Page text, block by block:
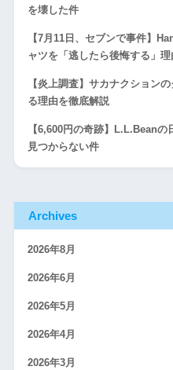
を壊した件
【7月11日、セブンで事件】
ャツを「逃したら後悔する」理
【炎上調査】サカナクション
る理由を徹底解説
【6,600円の奇跡】L.L.Bean
見つからない件
Archives
2026年8月
2026年6月
2026年5月
2026年4月
2026年3月